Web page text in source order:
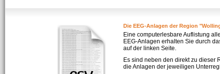
Die EEG-Anlagen der Region
Eine computerlesbare Auflistung
EEG-Anlagen erhalten Sie durch
auf der linken Seite.
Es sind neben den direkt zu dieser
die Anlagen der jeweiligen